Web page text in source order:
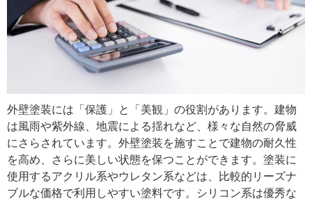
外壁塗装には「保護」と「美観」の役割があります。建物
は風雨や紫外線、地震による揺れなど、様々な自然の脅威
にさらされています。外壁塗装を施すことで建物の耐久性
を高め、さらに美しい状態を保つことができます。塗装に
使用するアクリル系やウレタン系などは、比較的リーズナ
ブルな価格で利用しやすい塗料です。シリコン系は優秀な